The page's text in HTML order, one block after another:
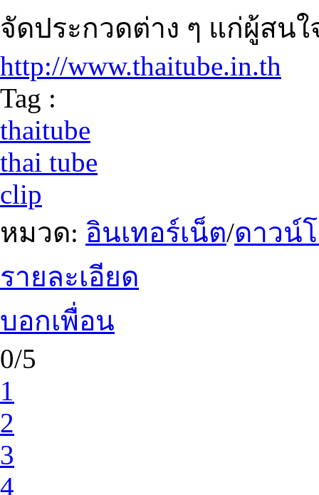
จัดประกวดต่าง ๆ แก่ผู้สน
http://www.thaitube.in.th
Tag :
thaitube
thai tube
clip
หมวด: อินเทอร์เน็ต/ดาวน์
รายละเอียด
บอกเพื่อน
0/5
1
2
3
4